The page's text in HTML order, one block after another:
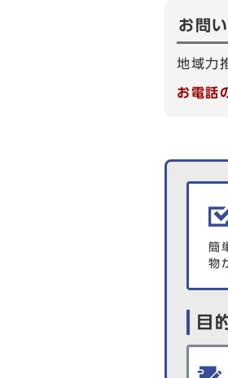
お問
地域力
お電話
生活
簡
物
目